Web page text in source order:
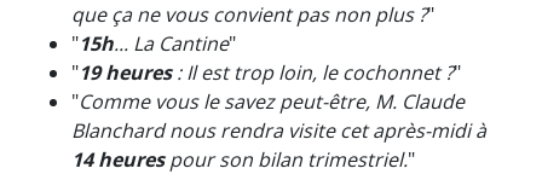
que ça ne vous convient pas non plus ?"
"15h... La Cantine"
"19 heures: Il est trop loin, le cochonnet ?"
"Comme vous le savez peut-être, M. Claude
Blanchard nous rendra visite cet après-midi à
14 heurespour son bilan trimestriel."